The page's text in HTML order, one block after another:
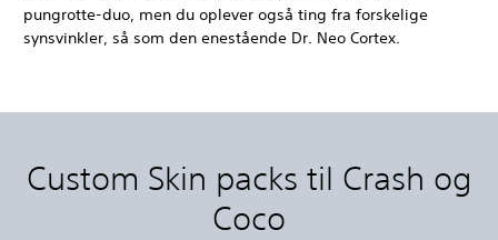
pungrotte-duo, men du oplever også ting fra forskelige
synsvinkler, så som den enestående Dr. Neo Cortex.
Custom Skin packs til Crash og
Coco